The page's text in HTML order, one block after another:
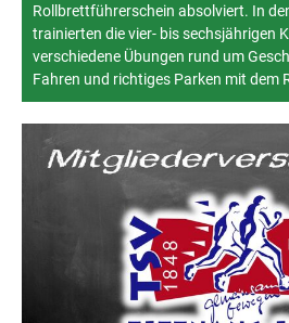
Rollbrettführerschein absolviert. In
trainierten die vier- bis sechsjährigen
verschiedene Übungen rund um
Fahren und richtiges Parken mit dem